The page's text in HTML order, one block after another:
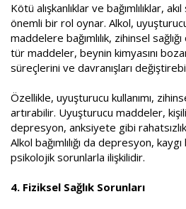
Kötü alışkanlıklar ve bağımlılıklar,
önemli bir rol oynar. Alkol,
maddelere bağımlılık, zihinsel
tür maddeler, beynin kimyasını
süreçlerini ve davranışları
Özellikle, uyuşturucu kullanımı,
artırabilir. Uyuşturucu maddeler,
depresyon, anksiyete gibi
Alkol bağımlılığı da depresyon,
psikolojik sorunlarla ilişkilidir.
4. Fiziksel Sağlık Sorunları